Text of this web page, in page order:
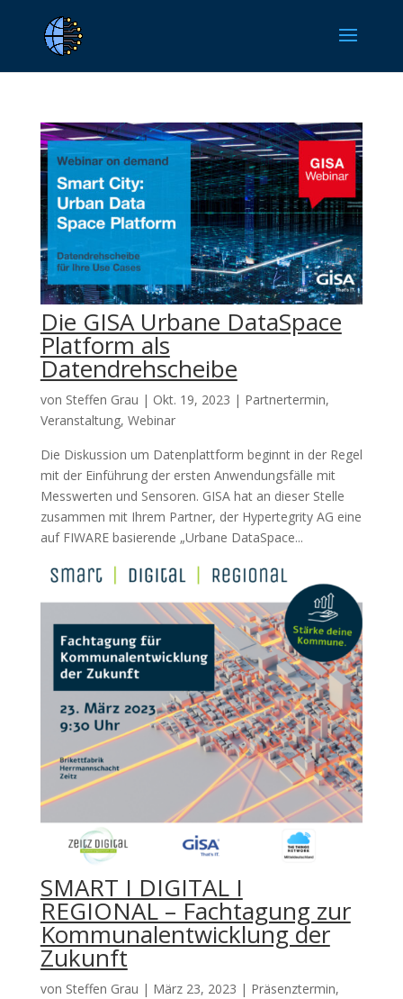
Die GISA Urbane DataSpace
Platform als
Datendrehscheibe
von Steffen Grau | Okt. 19, 2023 | Partnertermin,
Veranstaltung, Webinar
Die Diskussion um Datenplattform beginnt in der Regel
mit der Einführung der ersten Anwendungsfälle mit
Messwerten und Sensoren. GISA hat an dieser Stelle
zusammen mit Ihrem Partner, der Hypertegrity AG eine
auf FIWARE basierende „Urbane DataSpace...
SMART I DIGITAL I
REGIONAL – Fachtagung zur
Kommunalentwicklung der
Zukunft
von Steffen Grau | März 23, 2023 | Präsenztermin,